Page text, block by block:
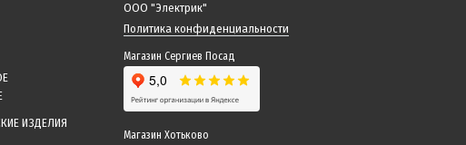
ИЗДЕЛИЯ
ООО "Электрик"
Политика конфиденциальности
Магазин Сергиев Посад
Магазин Хотьково